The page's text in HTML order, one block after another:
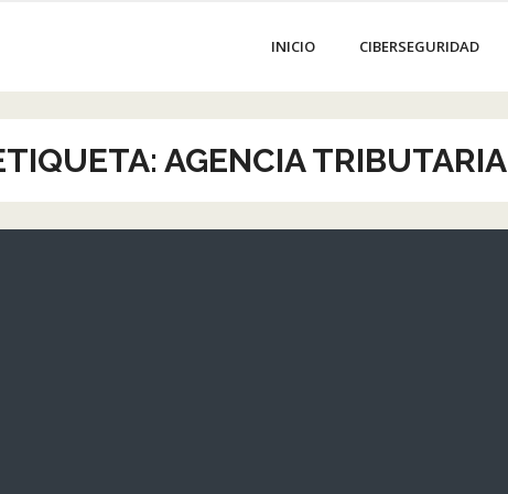
INICIO CIBERSEGURIDAD
AGENCIA TRIBUTARIA